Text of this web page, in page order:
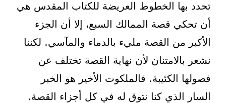
تحدد بها الخطوط العريضة للكتاب المقدس هي
أن تحكي قصة الممالك السبع، إلا أن الجزء
الأكبر من القصة مليء بالدماء والمآسي. لكننا
نشعر بالامتنان لأن نهاية القصة تختلف عن
فصولها الكئيبة. فالملكوت الأخير هو الخبر
السار الذي كنا نتوق له في كل أجزاء القصة.